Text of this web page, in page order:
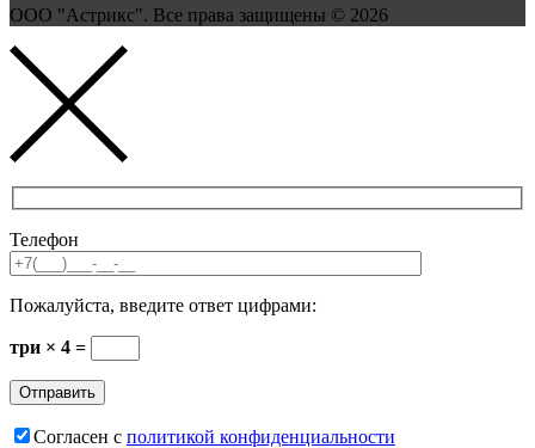
ООО "Астрикс". Все права защищены © 2026
Телефон
Пожалуйста, введите ответ цифрами:
три × 4 =
Согласен с политикой конфиденциальности